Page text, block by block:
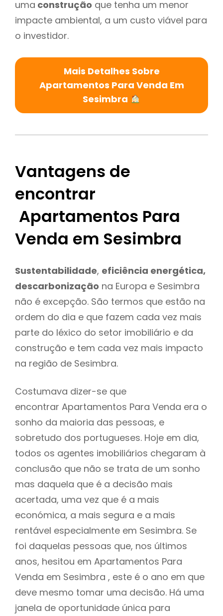
uma construção que tenha um menor
impacte ambiental, a um custo viável para
o investidor.
Mais Detalhes Sobre
Apartamentos Para Venda Em
Sesimbra
Vantagens de
encontrar
Apartamentos Para
Venda em Sesimbra
Sustentabilidade, eficiência energética,
descarbonização na Europa e Sesimbra
não é excepção. São termos que estão na
ordem do dia e que fazem cada vez mais
parte do léxico do setor imobiliário e da
construção e tem cada vez mais impacto
na região de Sesimbra.
Costumava dizer-se que
encontrar Apartamentos Para Venda era o
sonho da maioria das pessoas, e
sobretudo dos portugueses. Hoje em dia,
todos os agentes imobiliários chegaram à
conclusão que não se trata de um sonho
mas daquela que é a decisão mais
acertada, uma vez que é a mais
económica, a mais segura e a mais
rentável especialmente em Sesimbra. Se
foi daquelas pessoas que, nos últimos
anos, hesitou em Apartamentos Para
Venda em Sesimbra , este é o ano em que
deve mesmo tomar uma decisão. Há uma
janela de oportunidade única para